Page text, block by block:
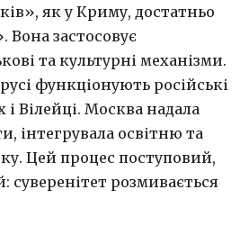
як у Криму, достатньо
Вона застосовує
та культурні механізми.
функціонують російські
і Вілейці. Москва надала
інтегрувала освітню та
Цей процес поступовий,
суверенітет розмивається